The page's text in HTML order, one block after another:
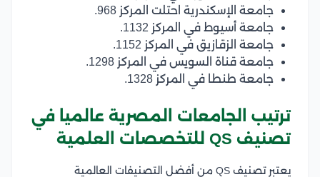
جامعة الإسكندرية احتلت المركز 968.
جامعة أسيوط في المركز 1132.
جامعة الزقازيق في المركز 1152.
جامعة قناة السويس في المركز 1298.
جامعة طنطا في المركز 1328.
ترتيب الجامعات المصرية عالميا في
تصنيف QS للتخصصات العلمية
يعتبر تصنيف QS من أفضل التصنيفات العالمية